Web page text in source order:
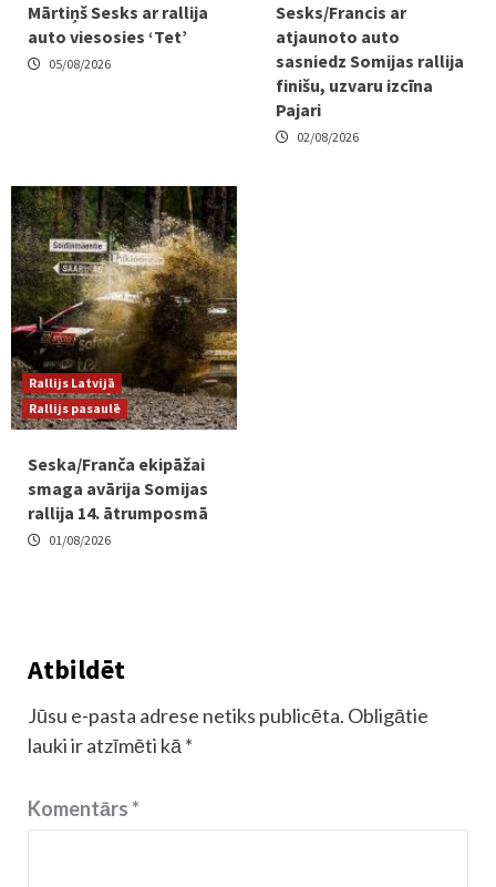
Mārtiņš Sesks ar rallija
auto viesosies ‘Tet’
05/08/2026
Sesks/Francis ar
atjaunoto auto
sasniedz Somijas rallija
finišu, uzvaru izcīna
Pajari
02/08/2026
Rallijs Latvijā
Rallijs pasaulē
Seska/Franča ekipāžai
smaga avārija Somijas
rallija 14. ātrumposmā
01/08/2026
Atbildēt
Jūsu e-pasta adrese netiks publicēta. Obligātie
lauki ir atzīmēti kā *
Komentārs*